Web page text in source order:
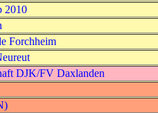
2010
Forchheim
DJK/FV Daxlanden